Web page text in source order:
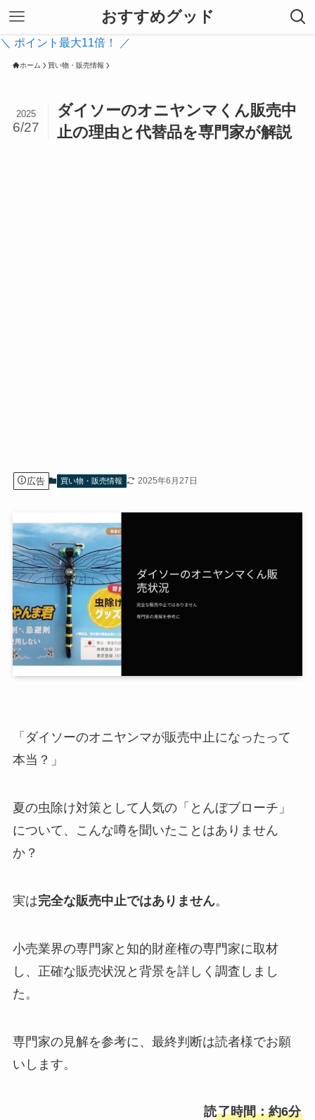
おすすめグッド
＼ ポイント最大11倍！ ／
ホーム 買い物・販売情報
ダイソーのオニヤンマくん販売中
止の理由と代替品を専門家が解説
2025
6/27
広告 買い物・販売情報 2025年6月27日
「ダイソーのオニヤンマが販売中止になったって
本当？」
夏の虫除け対策として人気の「とんぼブローチ」
について、こんな噂を聞いたことはありません
か？
実は完全な販売中止ではありません。
小売業界の専門家と知的財産権の専門家に取材
し、正確な販売状況と背景を詳しく調査しまし
た。
専門家の見解を参考に、最終判断は読者様でお願
いします。
読了時間：約6分